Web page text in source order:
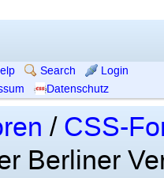
Search
Login
Datenschutz
/ CSS-
Berliner